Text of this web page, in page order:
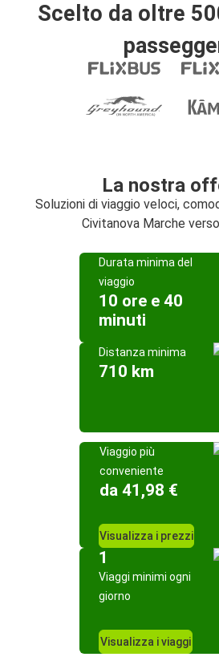
Scelto da oltre
La nostra
Soluzioni di viaggio veloci,
Civitanova Marche
Durata minima del
viaggio
10 ore e 40
minuti
Distanza minima
710 km
Viaggio più
conveniente
da 41,98 €
Visualizza i prezzi
1
Viaggi minimi ogni
giorno
Visualizza i viaggi